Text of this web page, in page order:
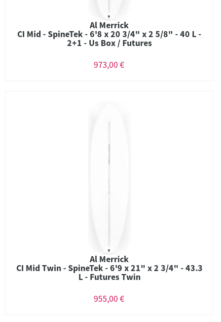
Al Merrick
CI Mid - SpineTek - 6'8 x 20 3/4" x 2 5/8" - 40 L -
2+1 - Us Box / Futures
973,00 €
Al Merrick
CI Mid Twin - SpineTek - 6'9 x 21" x 2 3/4" - 43.3
L - Futures Twin
955,00 €